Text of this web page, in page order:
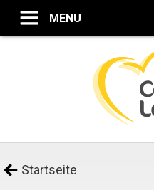
Startseite